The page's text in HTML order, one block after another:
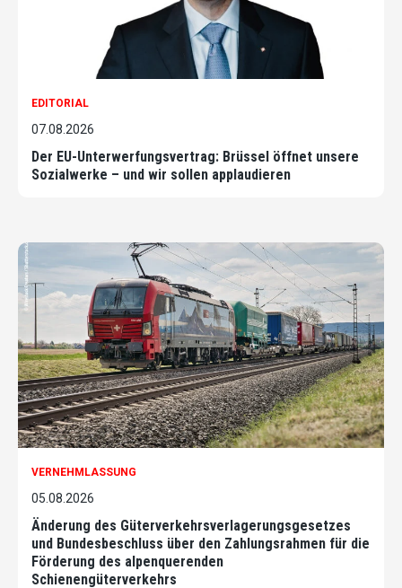
EDITORIAL
07.08.2026
Der EU-Unterwerfungsvertrag: Brüssel öffnet unsere
Sozialwerke – und wir sollen applaudieren
VERNEHMLASSUNG
05.08.2026
Änderung des Güterverkehrsverlagerungsgesetzes
und Bundesbeschluss über den Zahlungsrahmen für die
Förderung des alpenquerenden
Schienengüterverkehrs